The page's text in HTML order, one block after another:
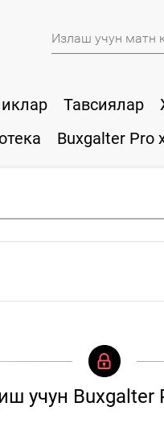
Тавсиялар
Buxgalter Pro
учун Buxgalter